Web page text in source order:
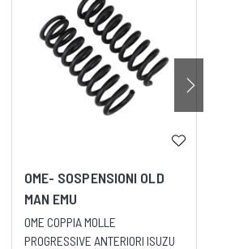
OME- SOSPENSIONI OLD
MAN EMU
OME COPPIA MOLLE
PROGRESSIVE ANTERIORI ISUZU